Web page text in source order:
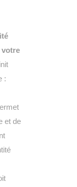
votre
:
et de